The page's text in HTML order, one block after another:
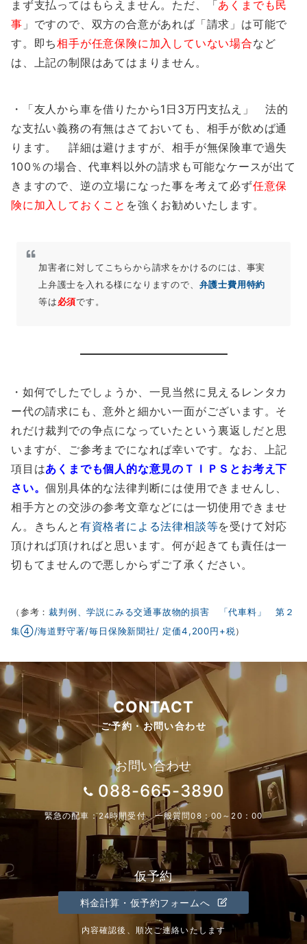
まず支払ってはもらえません。ただ、「あくまでも民
事 」ですので、双方の合意があれば「請求」は可能で
す。即ち相手が任意保険に加入していない場合など
は、上記の制限はあてはまりません。
・「友人から車を借りたから1日3万円支払え」 法的
な支払い義務の有無はさておいても、相手が飲めば通
ります。 詳細は避けますが、相手が無保険車で過失
100％の場合、代車料以外の請求も可能なケースが出て
きますので、逆の立場になった事を考えて必ず任意保
険に加入しておくこと を強くお勧めいたします。
加害者に対してこちらから請求をかけるのには、事実
上弁護士を入れる様になりますので、 弁護士費用特約
等は必須です。
・如何でしたでしょうか、一見当然に見えるレンタカ
ー代の請求にも、意外と細かい一面がございます。そ
れだけ裁判での争点になっていたという裏返しだと思
いますが、ご参考までになれば幸いです。なお、上記
項目はあくまでも個人的な意見のＴＩＰＳとお考え下
さい。個別具体的な法律判断には使用できませんし、
相手方との交渉の参考文章などには一切使用できませ
ん。きちんと 有資格者による法律相談等を受けて対応
頂ければ頂ければと思います。何が起きても責任は一
切もてませんので悪しからずご了承ください。
（参考：裁判例、学説にみる交通事故物的損害 「代車料」 第２
集④/海道野守著/毎日保険新聞社/ 定価4,200円+税）
CONTACT
ご予約・お問い合わせ
お問い合わせ
088-665-3890
緊急の配車：24時間受付 一般質問08：00～20：00
仮予約
料金計算・仮予約フォームへ
内容確認後、順次ご連絡いたします